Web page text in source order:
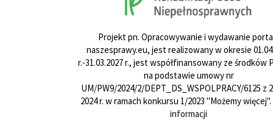
Projekt pn. Opracowywanie i wydawanie
naszesprawy.eu, jest realizowany w okresie
r.-31.03.2027 r., jest współfinansowany ze środków
na podstawie umowy nr
UM/PW9/2024/2/DEPT_DS_WSPOLPRACY/6125 z
2024 r. w ramach konkursu 1/2023 "Możemy więcej".
informacji